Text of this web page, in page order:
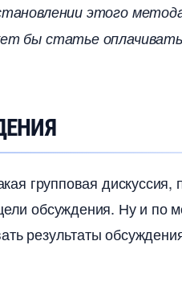
этого
статье оплачивать
групповая дискуссия,
обсуждения. Ну и по
результаты